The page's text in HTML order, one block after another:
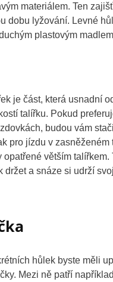
materiálem. Ten
dobu lyžování. Levné
plastovým
je část, která usnadní
talířku. Pokud
budou vám
pro jízdu v zasněženém
větším talířkem.
držet a snáze si udrží
hůlek byste měli
Mezi ně patří